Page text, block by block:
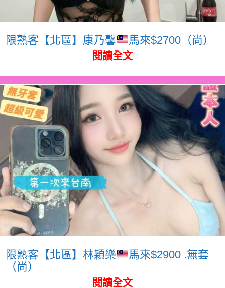
限熟客【北區】康乃馨 馬來$2700（尚）
閱讀全文
限熟客【北區】林穎樂
馬來$2900 .無套
（尚）
閱讀全文